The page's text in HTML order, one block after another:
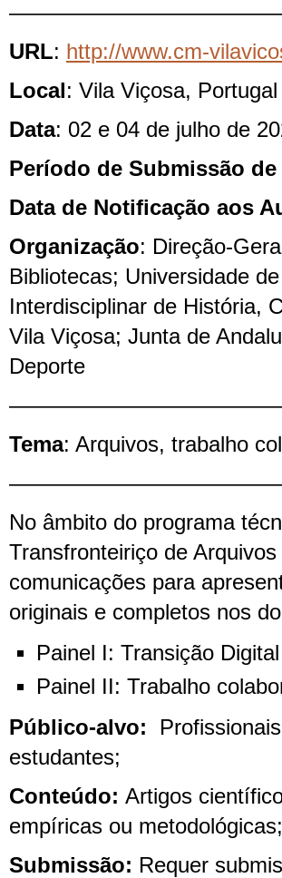
URL: http://www.cm-
Local: Vila Viçosa, Portugal
Data: 02 e 04 de julho de
Período de Submissão
Data de Notificação aos
Organização: Direção-
Bibliotecas; Universidade
Interdisciplinar de História,
Vila Viçosa; Junta de
Deporte
Tema: Arquivos, trabalho
No âmbito do programa
Transfronteiriço de
comunicações para
originais e completos nos
Painel I: Transição
Painel II: Trabalho
Público-alvo:
estudantes;
Conteúdo: Artigos
empíricas ou metodológicas;
Submissão: Requer